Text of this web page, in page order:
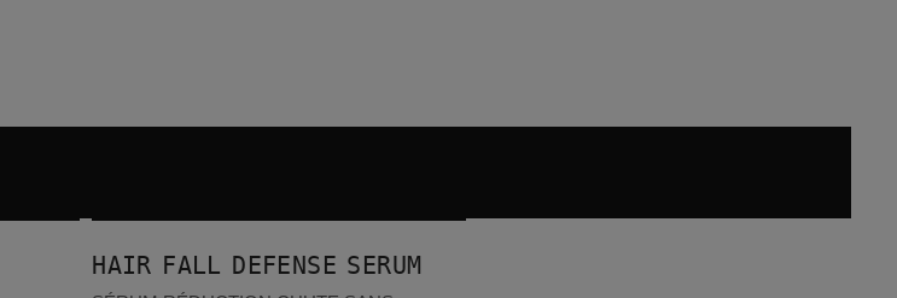
Hair Fall Defense Serum
BEST-SELLERS
HAIR FALL DEFENSE SERUM